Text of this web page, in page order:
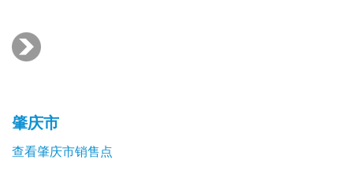
肇庆市
查看肇庆市销售点